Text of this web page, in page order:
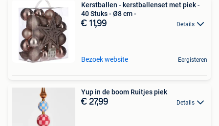
Kerstballen - kerstballenset met piek -
40 Stuks - Ø8 cm -
€ 11,99 Details
Bezoek website Eergisteren
Yup in de boom Ruitjes piek
€ 27,99 Details